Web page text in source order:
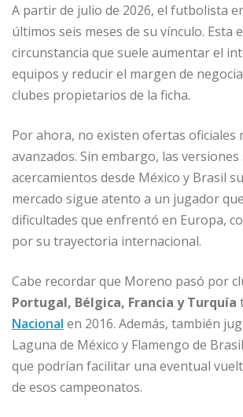
A partir de julio de 2026, el futbolista
últimos seis meses de su vínculo. Esta
circunstancia que suele aumentar el
equipos y reducir el margen de
clubes propietarios de la ficha.
Por ahora, no existen ofertas oficiales
avanzados. Sin embargo, las
acercamientos desde México y Brasil
mercado sigue atento a un jugador
dificultades que enfrentó en Europa,
por su trayectoria internacional.
Cabe recordar que Moreno pasó por
Portugal, Bélgica, Francia y Turquía
Nacional en 2016. Además, también
Laguna de México y Flamengo de
que podrían facilitar una eventual
de esos campeonatos.